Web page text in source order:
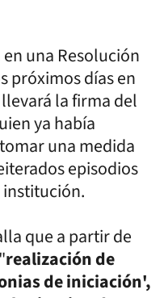
una Resolución
próximos días en
la firma del
ya había
una medida
episodios
que a partir de
realización de
de iniciación',